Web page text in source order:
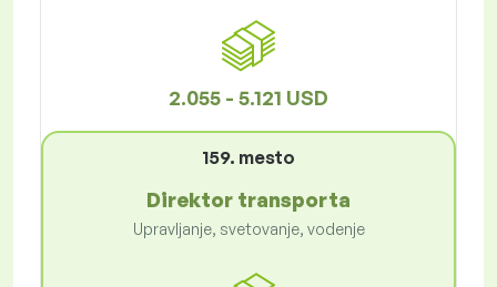
2.055 - 5.121 USD
159. mesto
Direktor transporta
Upravljanje, svetovanje, vodenje